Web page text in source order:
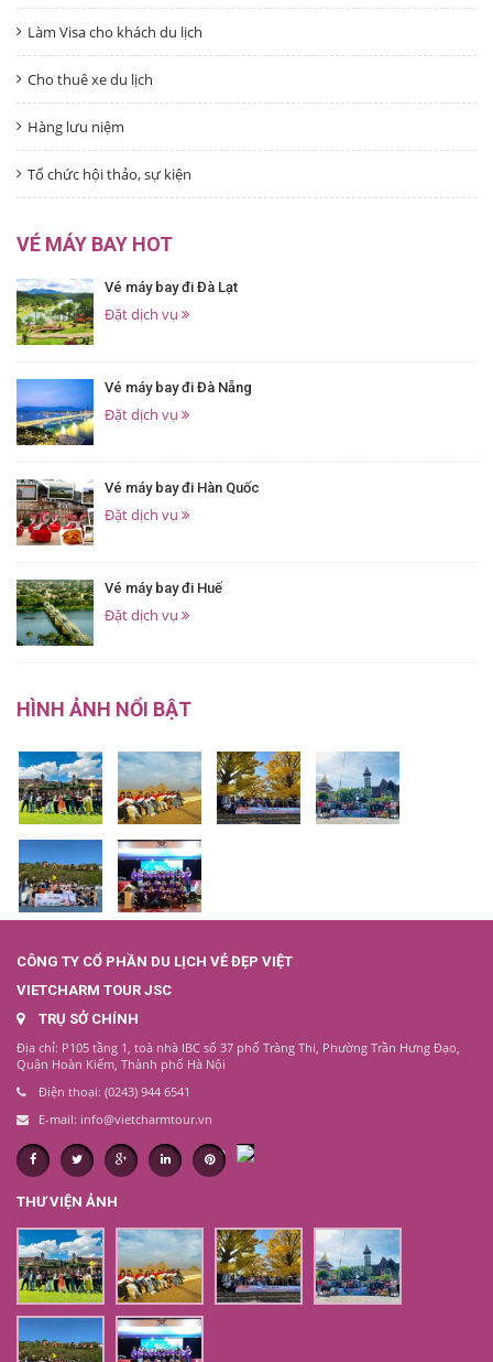
Làm Visa cho khách du lịch
Cho thuê xe du lịch
Hàng lưu niệm
Tổ chức hội thảo, sự kiện
VÉ MÁY BAY HOT
Vé máy bay đi Đà Lạt
Đặt dịch vụ
Vé máy bay đi Đà Nẵng
Đặt dịch vụ
Vé máy bay đi Hàn Quốc
Đặt dịch vụ
Vé máy bay đi Huế
Đặt dịch vụ
HÌNH ẢNH NỔI BẬT
CÔNG TY CỔ PHẦN DU LỊCH VẺ ĐẸP VIỆT
VIETCHARM TOUR JSC
TRỤ SỞ CHÍNH
Địa chỉ: P105 tầng 1, toà nhà IBC số 37 phố Tràng Thi, Phường Trần Hưng Đạo,
Quận Hoàn Kiếm, Thành phố Hà Nội
Điện thoại: (0243) 944 6541
E-mail: info@vietcharmtour.vn
THƯ VIỆN ẢNH